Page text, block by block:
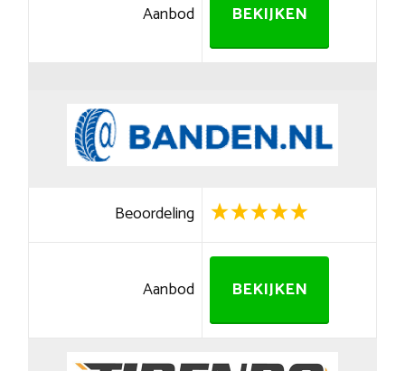
Aanbod BEKIJKEN
Beoordeling
Aanbod BEKIJKEN